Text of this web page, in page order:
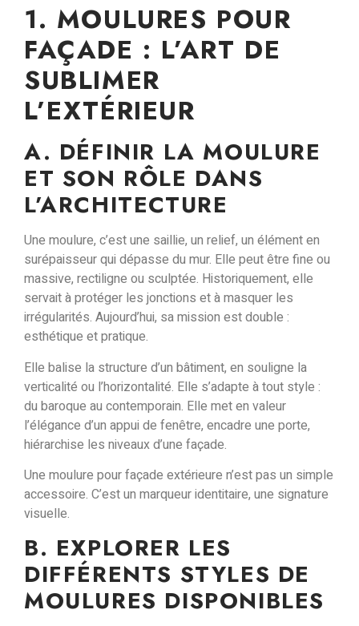
1. MOULURES POUR
FAÇADE : L’ART DE
SUBLIMER
L’EXTÉRIEUR
A. DÉFINIR LA MOULURE
ET SON RÔLE DANS
L’ARCHITECTURE
Une moulure, c’est une saillie, un relief, un élément en
surépaisseur qui dépasse du mur. Elle peut être fine ou
massive, rectiligne ou sculptée. Historiquement, elle
servait àprotéger les jonctions et àmasquer les
irrégularités. Aujourd’hui, sa mission est double :
esthétique et pratique.
Elle balise la structure d’un bâtiment, en souligne la
verticalité ou l’horizontalité. Elle s’adapte à tout style :
du baroque au contemporain. Elle met en valeur
l’élégance d’un appui de fenêtre, encadre une porte,
hiérarchise les niveaux d’une façade.
Une moulure pour façade extérieure n’est pas un simple
accessoire. C’est un marqueur identitaire, une signature
visuelle.
B. EXPLORER LES
DIFFÉRENTS STYLES DE
MOULURES DISPONIBLES